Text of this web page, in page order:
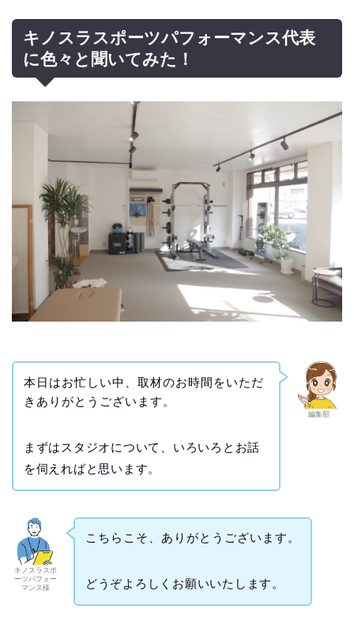
キノスラスポーツパフォーマンス代表
に色々と聞いてみた！
編集部
本日はお忙しい中、取材のお時間をいただ
きありがとうございます。
まずはスタジオについて、いろいろとお話
を伺えればと思います。
キノスラスポ
ーツパフォー
マンス様
こちらこそ、ありがとうございます。
どうぞよろしくお願いいたします。